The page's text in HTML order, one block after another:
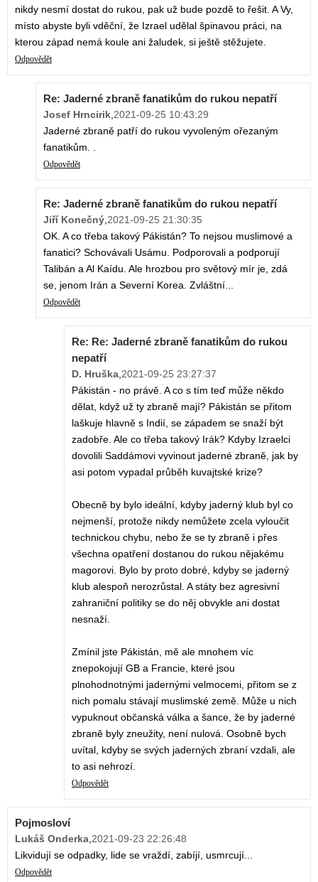
nikdy nesmí dostat do rukou, pak už bude pozdě to řešit. A Vy,
místo abyste byli vděční, že Izrael udělal špinavou práci, na
kterou západ nemá koule ani žaludek, si ještě stěžujete.
Odpovědět
Re: Jaderné zbraně fanatikům do rukou nepatří
Josef Hrncirik 2021-09-25 10:43:29
Jaderné zbraně patří do rukou vyvoleným ořezaným
fanatikům. .
Odpovědět
Re: Jaderné zbraně fanatikům do rukou nepatří
Jiří Konečný 2021-09-25 21:30:35
OK. A co třeba takový Pákistán? To nejsou muslimové a
fanatici? Schovávali Usámu. Podporovali a podporují
Talibán a Al Kaídu. Ale hrozbou pro světový mír je, zdá
se, jenom Irán a Severní Korea. Zvláštní...
Odpovědět
Re: Re: Jaderné zbraně fanatikům do rukou
nepatří
D. Hruška 2021-09-25 23:27:37
Pákistán - no právě. A co s tím teď může někdo
dělat, když už ty zbraně mají? Pákistán se přitom
laškuje hlavně s Indií, se západem se snaží být
zadobře. Ale co třeba takový Irák? Kdyby Izraelci
dovolili Saddámovi vyvinout jaderné zbraně, jak by
asi potom vypadal průběh kuvajtské krize?
Obecně by bylo ideální, kdyby jaderný klub byl co
nejmenší, protože nikdy nemůžete zcela vyloučit
technickou chybu, nebo že se ty zbraně i přes
všechna opatření dostanou do rukou nějakému
magorovi. Bylo by proto dobré, kdyby se jaderný
klub alespoň nerozrůstal. A státy bez agresivní
zahraniční politiky se do něj obvykle ani dostat
nesnaží.
Zmínil jste Pákistán, mě ale mnohem víc
znepokojují GB a Francie, které jsou
plnohodnotnými jadernými velmocemi, přitom se z
nich pomalu stávají muslimské země. Může u nich
vypuknout občanská válka a šance, že by jaderné
zbraně byly zneužity, není nulová. Osobně bych
uvítal, kdyby se svých jaderných zbraní vzdali, ale
to asi nehrozí.
Odpovědět
Pojmosloví
Lukáš Onderka 2021-09-23 22:26:48
Likvidují se odpadky, lide se vraždí, zabíjí, usmrcují...
Odpovědět